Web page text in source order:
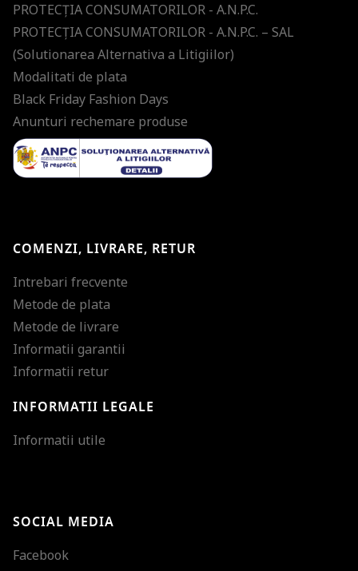
PROTECŢIA CONSUMATORILOR - A.N.P.C.
PROTECŢIA CONSUMATORILOR - A.N.P.C. – SAL
(Solutionarea Alternativa a Litigiilor)
Modalitati de plata
Black Friday Fashion Days
Anunturi rechemare produse
COMENZI, LIVRARE, RETUR
Intrebari frecvente
Metode de plata
Metode de livrare
Informatii garantii
Informatii retur
INFORMATII LEGALE
Informatii utile
SOCIAL MEDIA
Facebook